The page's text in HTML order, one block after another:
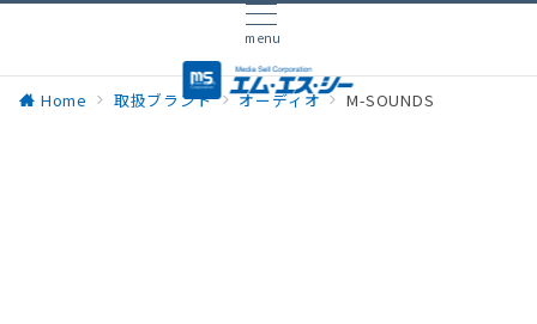
menu
Home 取扱ブランド オーディオ M-SOUNDS